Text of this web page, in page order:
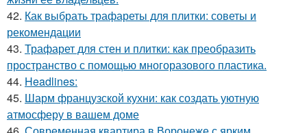
42. Как выбрать трафареты для плитки: советы и
рекомендации
43. Трафарет для стен и плитки: как преобразить
пространство с помощью многоразового пластика.
44. Headlines:
45. Шарм французской кухни: как создать уютную
атмосферу в вашем доме